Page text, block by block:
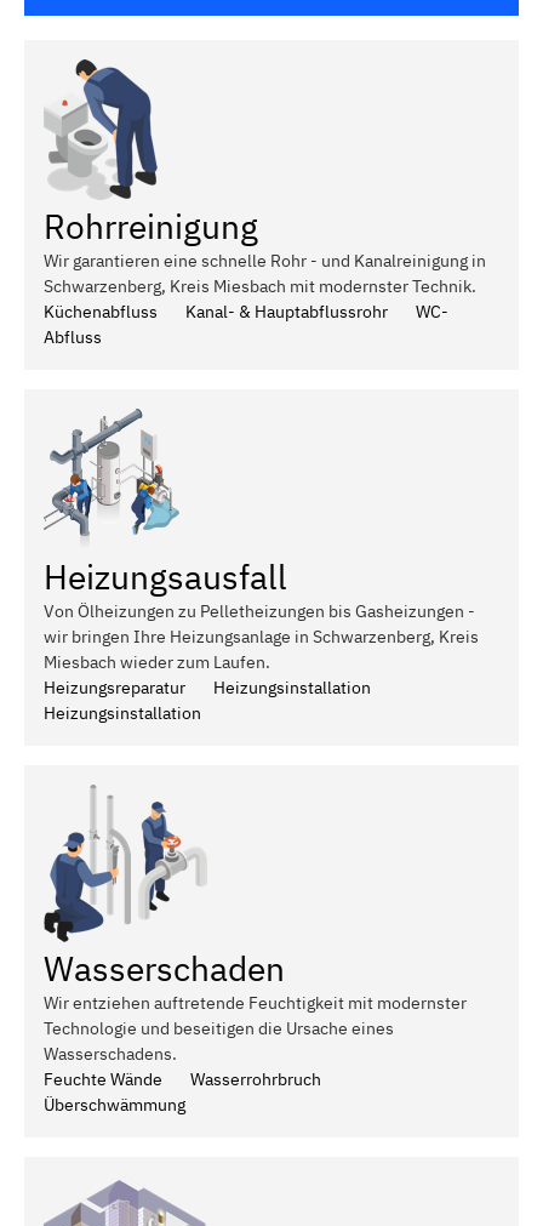
Rohrreinigung
Wir garantieren eine schnelle Rohr - und Kanalreinigung in
Schwarzenberg, Kreis Miesbach mit modernster Technik.
Küchenabfluss
Kanal- & Hauptabflussrohr
WC-
Abfluss
Heizungsausfall
Von Ölheizungen zu Pelletheizungen bis Gasheizungen -
wir bringen Ihre Heizungsanlage in Schwarzenberg, Kreis
Miesbach wieder zum Laufen.
Heizungsreparatur
Heizungsinstallation
Heizungsinstallation
Wasserschaden
Wir entziehen auftretende Feuchtigkeit mit modernster
Technologie und beseitigen die Ursache eines
Wasserschadens.
Feuchte Wände
Wasserrohrbruch
Überschwämmung